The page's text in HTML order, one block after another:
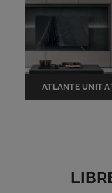
ATLANTE UNIT